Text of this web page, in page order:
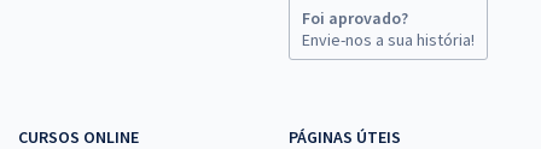
Foi aprovado?
Envie-nos a sua história!
CURSOS ONLINE
PÁGINAS ÚTEIS